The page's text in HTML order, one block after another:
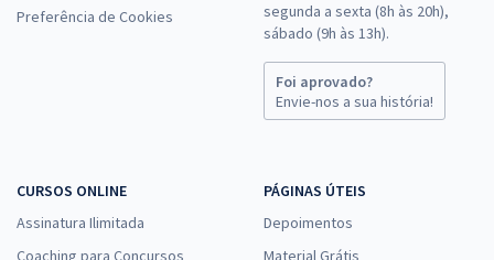
Preferência de Cookies
segunda a sexta (8h às 20h),
sábado (9h às 13h).
Foi aprovado?
Envie-nos a sua história!
CURSOS ONLINE
Assinatura Ilimitada
Coaching para Concursos
PÁGINAS ÚTEIS
Depoimentos
Material Grátis